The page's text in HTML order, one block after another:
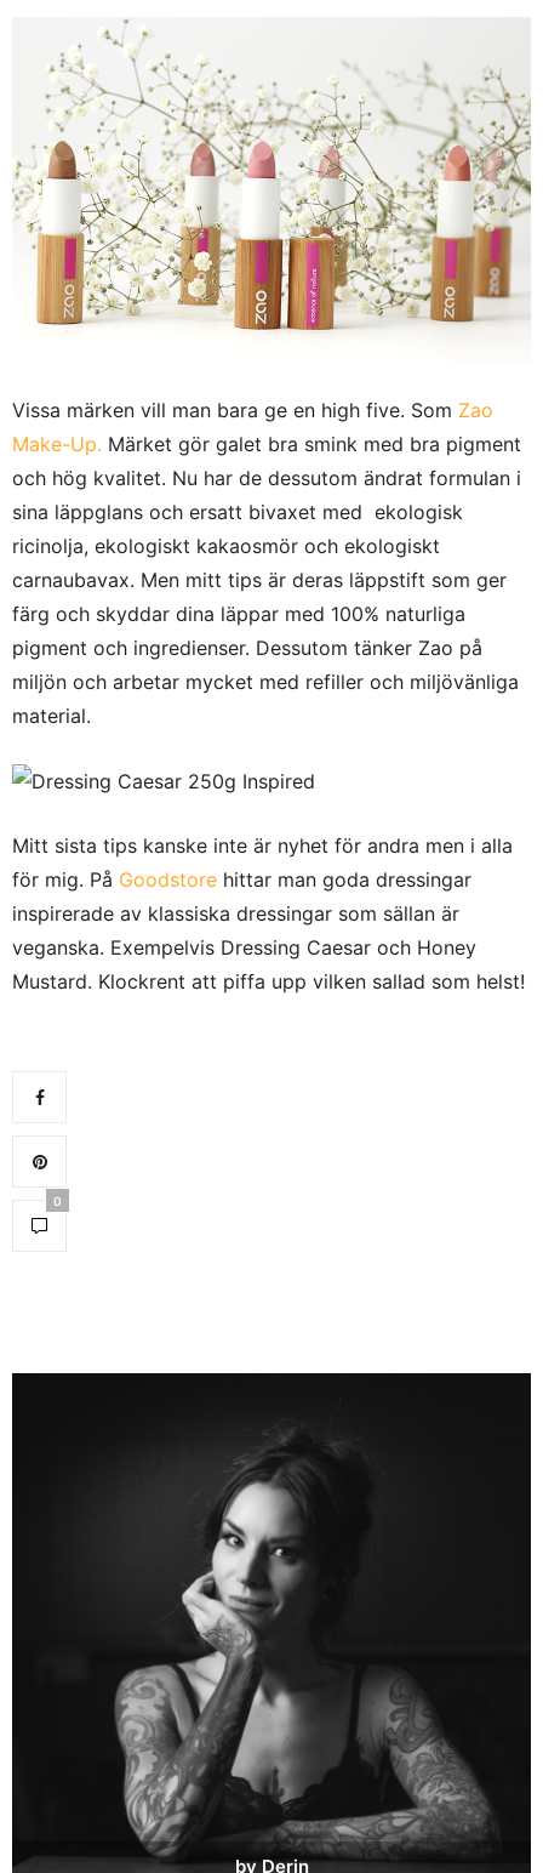
Vissa märken vill man bara ge en high five. Som Zao
Make-Up. Märket gör galet bra smink med bra pigment
och hög kvalitet. Nu har de dessutom ändrat formulan i
sina läppglans och ersatt bivaxet med ekologisk
ricinolja, ekologiskt kakaosmör och ekologiskt
carnaubavax. Men mitt tips är deras läppstift som ger
färg och skyddar dina läppar med 100% naturliga
pigment och ingredienser. Dessutom tänker Zao på
miljön och arbetar mycket med refiller och miljövänliga
material.
Mitt sista tips kanske inte är nyhet för andra men i alla
för mig. På Goodstore hittar man goda dressingar
inspirerade av klassiska dressingar som sällan är
veganska. Exempelvis Dressing Caesar och Honey
Mustard. Klockrent att piffa upp vilken sallad som helst!
0
by Derin